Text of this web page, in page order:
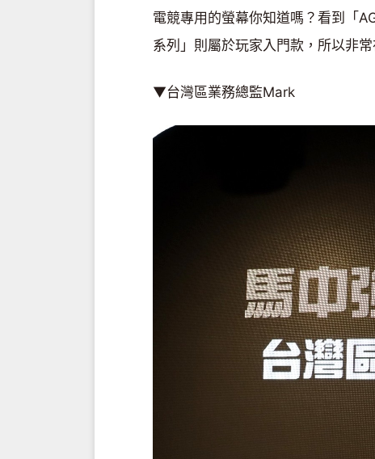
電競專用的螢幕你知道嗎？看到「
系列」則屬於玩家入門款，所以非
▼台灣區業務總監Mark